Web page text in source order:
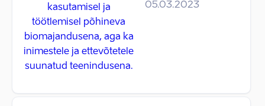
kasutamisel ja
töötlemisel põhineva
biomajandusena, aga ka
inimestele ja ettevõtetele
suunatud teenindusena.
05.03.2023